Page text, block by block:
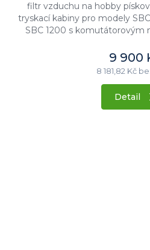
filtr vzduchu na hobby
tryskací kabiny pro modely
SBC 1200 s komutátorovým
9 900
8 181,82 Kč
Detail